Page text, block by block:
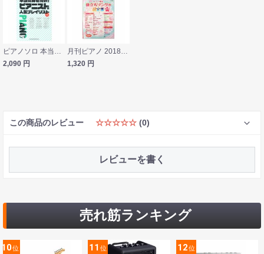
2,090 円
1,320 円
この商品のレビュー ☆☆☆☆☆ (0)
レビューを書く
売れ筋ランキング
12位